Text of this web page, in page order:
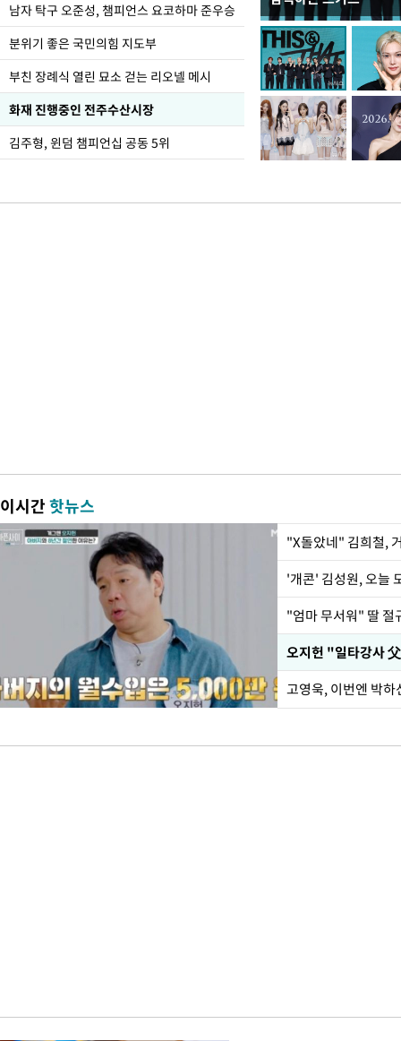
남자 탁구 오준성, 챔피언스 요코하마 준우승
분위기 좋은 국민의힘 지도부
부친 장례식 열린 묘소 걷는 리오넬 메시
화재 진행중인 전주수산시장
김주형, 윈덤 챔피언십 공동 5위
한-미, UFS연합연습
이시간핫뉴스
"X돌았네" 김희철,
'개콘' 김성원, 오늘